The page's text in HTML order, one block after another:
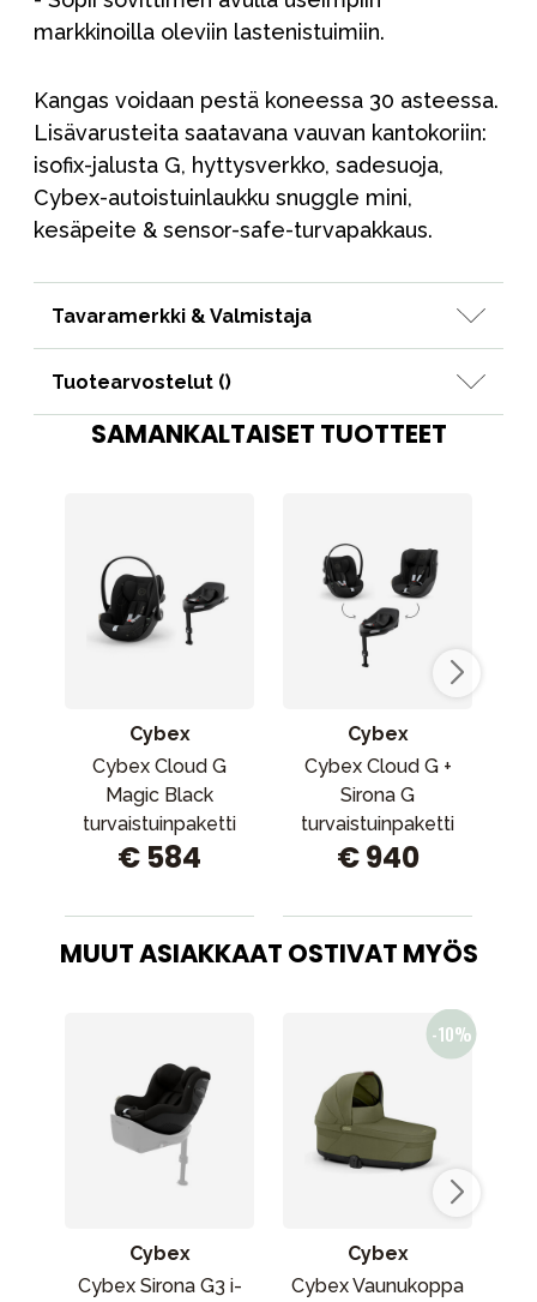
markkinoilla oleviin lastenistuimiin.
Kangas voidaan pestä koneessa 30 asteessa.
Lisävarusteita saatavana vauvan kantokoriin:
isofix-jalusta G, hyttysverkko, sadesuoja,
Cybex-autoistuinlaukku snuggle mini,
kesäpeite & sensor-safe-turvapakkaus.
Tavaramerkki & Valmistaja
Tuotearvostelut ()
SAMANKALTAISET TUOTTEET
Cybex
Cybex Cloud G
Magic Black
turvaistuinpaketti
€ 584
Cybex
Cybex Cloud G +
Sirona G
turvaistuinpaketti
plus
€ 940
MUUT ASIAKKAAT OSTIVAT MYÖS
Cybex
Cybex Sirona G3 i-
Cybex
Cybex Vaunukoppa